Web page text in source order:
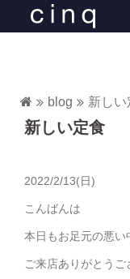
blog 新しい
新しい定食
2022/2/13(日)
こんばんは
本日もお足元の悪い
ご来店ありがとうご